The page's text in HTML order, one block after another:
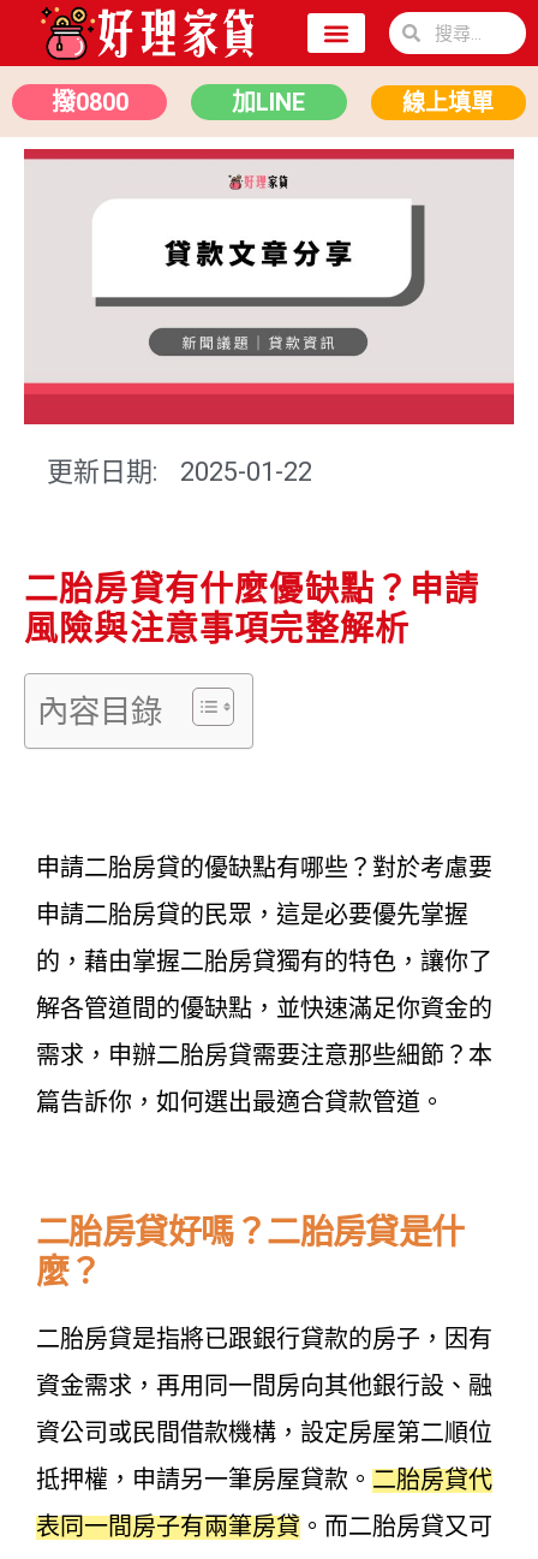
撥0800 加LINE 線上填單
更新日期: 2025-01-22
二胎房貸有什麼優缺點？申請
風險與注意事項完整解析
內容目錄
申請二胎房貸的優缺點有哪些？對於考慮要
申請二胎房貸的民眾，這是必要優先掌握
的，藉由掌握二胎房貸獨有的特色，讓你了
解各管道間的優缺點，並快速滿足你資金的
需求，申辦二胎房貸需要注意那些細節？本
篇告訴你，如何選出最適合貸款管道。
二胎房貸好嗎？二胎房貸是什
麼？
二胎房貸是指將已跟銀行貸款的房子，因有
資金需求，再用同一間房向其他銀行設、融
資公司或民間借款機構，設定房屋第二順位
抵押權，申請另一筆房屋貸款。 二胎房貸代
表同一間房子有兩筆房貸 。而二胎房貸又可